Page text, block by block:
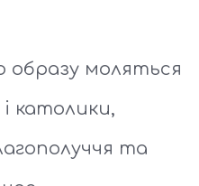
образу моляться
католики,
та